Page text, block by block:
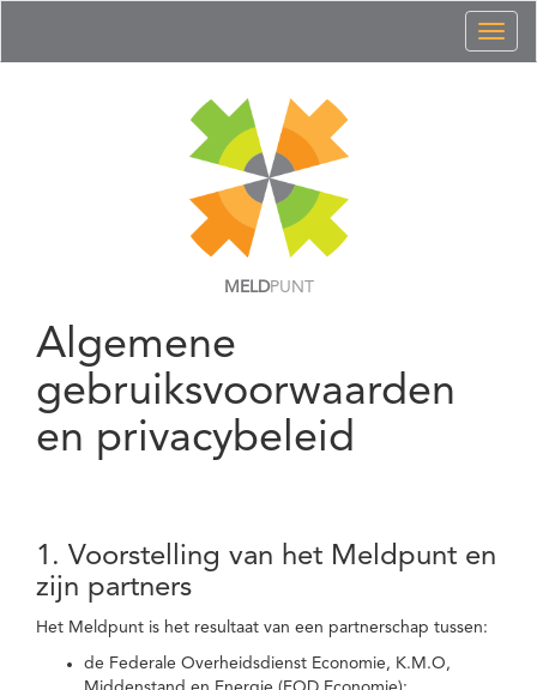
MELDPUNT
Algemene
gebruiksvoorwaarden
en privacybeleid
1. Voorstelling van het Meldpunt en
zijn partners
Het Meldpunt is het resultaat van een partnerschap tussen:
de Federale Overheidsdienst Economie, K.M.O,